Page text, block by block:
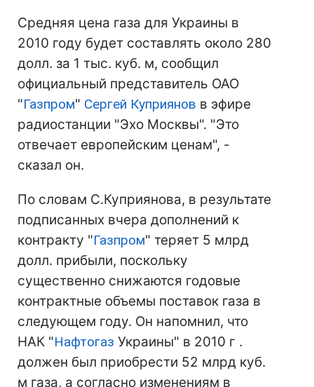
Средняя цена газа для Украины в
2010 году будет составлять около 280
долл. за 1 тыс. куб. м, сообщил
официальный представитель ОАО
"Газпром" Сергей Куприянов в эфире
радиостанции "Эхо Москвы". "Это
отвечает европейским ценам", -
сказал он.
По словам С.Куприянова, в результате
подписанных вчера дополнений к
контракту "Газпром" теряет 5 млрд
долл. прибыли, поскольку
существенно снижаются годовые
контрактные объемы поставок газа в
следующем году. Он напомнил, что
НАК "Нафтогаз Украины" в 2010 г .
должен был приобрести 52 млрд куб.
м газа, а согласно изменениям в